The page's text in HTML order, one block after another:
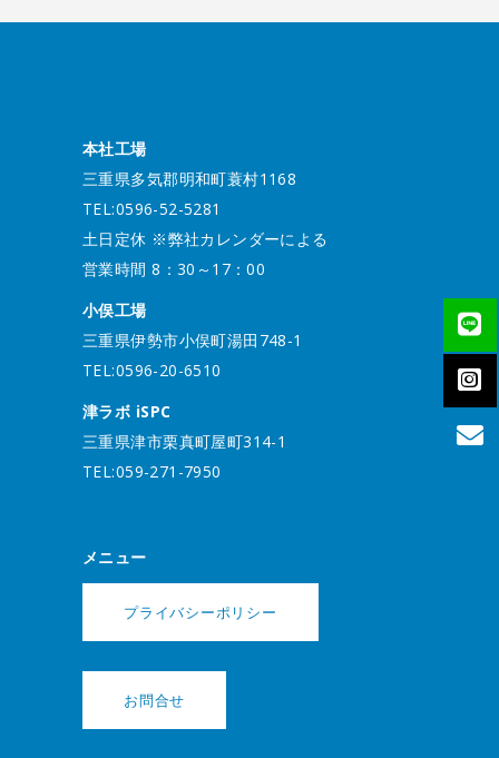
本社工場
三重県多気郡明和町蓑村1168
TEL:0596-52-5281
土日定休 ※弊社カレンダーによる
営業時間 8：30～17：00
小俣工場
三重県伊勢市小俣町湯田748-1
TEL:0596-20-6510
津ラボ iSPC
三重県津市栗真町屋町314-1
TEL:059-271-7950
メニュー
プライバシーポリシー
お問合せ